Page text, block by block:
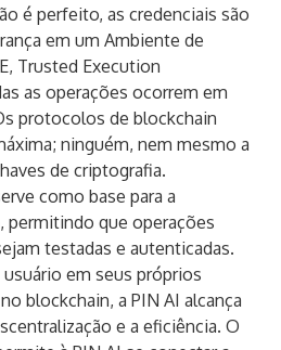
é perfeito, as credenciais são
em um Ambiente de
Trusted Execution
as operações ocorrem em
protocolos de blockchain
ninguém, nem mesmo a
de criptografia.
como base para a
permitindo que operações
testadas e autenticadas.
em seus próprios
blockchain, a PIN AI alcança
e a eficiência. O